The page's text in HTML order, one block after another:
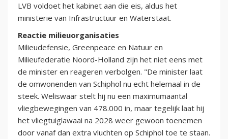
LVB voldoet het kabinet aan die eis, aldus het
ministerie van Infrastructuur en Waterstaat.
Reactie milieuorganisaties
Milieudefensie, Greenpeace en Natuur en
Milieufederatie Noord-Holland zijn het niet eens met
de minister en reageren verbolgen. "De minister laat
de omwonenden van Schiphol nu echt helemaal in de
steek. Weliswaar stelt hij nu een maximumaantal
vliegbewegingen van 478.000 in, maar tegelijk laat hij
het vliegtuiglawaai na 2028 weer gewoon toenemen
door vanaf dan extra vluchten op Schiphol toe te staan.